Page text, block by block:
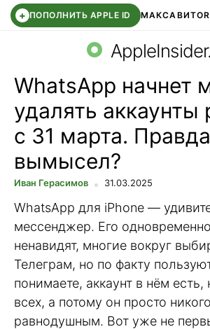
+ ПОПОЛНИТЬ APPLE ID МАКСАВИТО
СБЕР КИДС ВТБ ОНЛАЙН ЧАТ В
WhatsApp начнет
удалять аккаунты
с 31 марта.
вымысел?
Иван Герасимов 31.03.2025
WhatsApp для iPhone —
мессенджер. Его
ненавидят, многие вокруг
Телеграм, но по факту
понимаете, аккаунт в нём есть,
всех, а потому он просто
равнодушным. Вот уже не